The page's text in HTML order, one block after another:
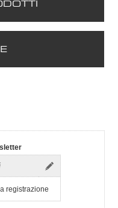
registrazione